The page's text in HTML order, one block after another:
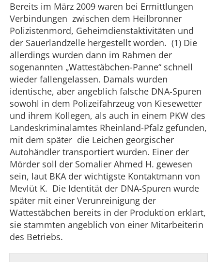
Bereits im März 2009 waren bei Ermittlungen
Verbindungen zwischen dem Heilbronner
Polizistenmord, Geheimdienstaktivitäten und
der Sauerlandzelle hergestellt worden. (1) Die
allerdings wurden dann im Rahmen der
sogenannten „Wattestäbchen-Panne“ schnell
wieder fallengelassen. Damals wurden
identische, aber angeblich falsche DNA-Spuren
sowohl in dem Polizeifahrzeug von Kiesewetter
und ihrem Kollegen, als auch in einem PKW des
Landeskriminalamtes Rheinland-Pfalz gefunden,
mit dem später die Leichen georgischer
Autohändler transportiert wurden. Einer der
Mörder soll der Somalier Ahmed H. gewesen
sein, laut BKA der wichtigste Kontaktmann von
Mevlüt K. Die Identität der DNA-Spuren wurde
später mit einer Verunreinigung der
Wattestäbchen bereits in der Produktion erklart,
sie stammten angeblich von einer Mitarbeiterin
des Betriebs.